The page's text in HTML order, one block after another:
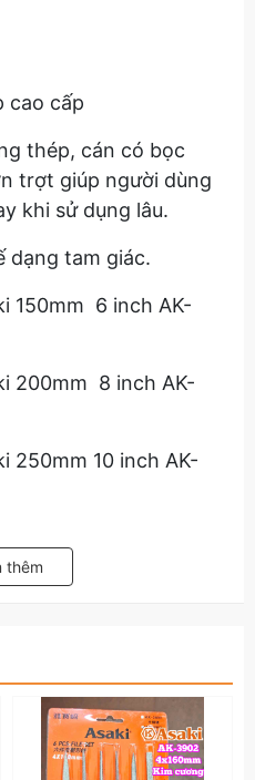
cao cấp
thép, cán có bọc
trợt giúp người dùng
khi sử dụng lâu.
dạng tam giác.
150mm 6 inch AK-
200mm 8 inch AK-
250mm 10 inch AK-
giũa tam giác sắt kim
inch 12 inch AK-
AK-3758
thêm